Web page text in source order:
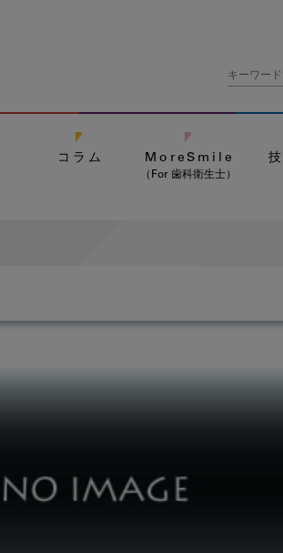
コラム MoreSmile
（For 歯科衛生士）